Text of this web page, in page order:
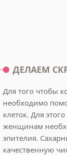
ДЕЛАЕМ
Для того чтобы
необходимо
клеток. Для
женщинам
эпителия.
качественную